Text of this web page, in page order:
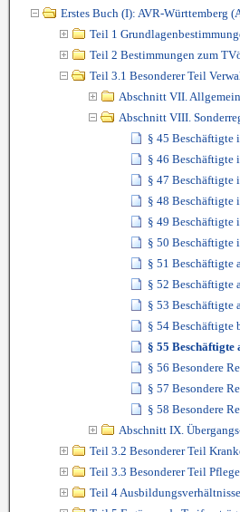
Erstes Buch (I): AVR-Württemberg
Teil 1
Teil 2 Bestimmungen zum
Teil 3.1 Besonderer Teil
Abschnitt VII.
Abschnitt VIII.
§ 45 Beschäftigte
§ 46 Beschäftigte
§ 47 Beschäftigte
§ 48 Beschäftigte
§ 49 Beschäftigte
§ 50 Beschäftigte
§ 51 Beschäftigte
§ 52 Beschäftigte
§ 53 Beschäftigte
§ 54 Beschäftigte
§ 55 Beschäftigte
§ 56 Besondere
§ 57 Besondere
§ 58 Besondere
Abschnitt IX.
Teil 3.2 Besonderer Teil
Teil 3.3 Besonderer Teil
Teil 4 Ausbildungsverhältnisse